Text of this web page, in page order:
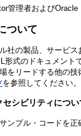
管理者および
ついて
社の製品、サービ
式のドキュメン
をリードする他の
を参照してください。
セシビリティについ
ンプル・コードを